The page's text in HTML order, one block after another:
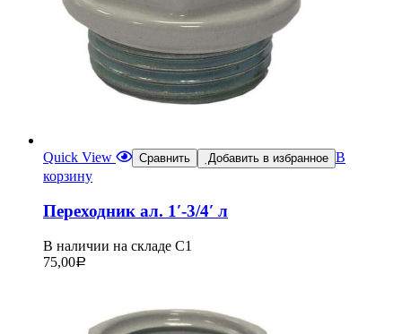
Quick View Сравнить Добавить в избранное В
корзину
Переходник ал. 1′-3/4′ л
В наличии на складе С1
75,00Р